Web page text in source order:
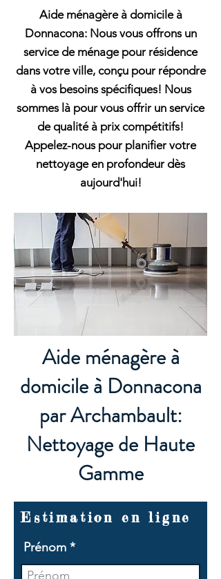
Aide ménagère à domicile à
Donnacona: Nous vous offrons un
service de ménage pour résidence
dans votre ville, conçu pour répondre
à vos besoins spécifiques! Nous
sommes là pour vous offrir un service
de qualité à prix compétitifs!
Appelez-nous pour planifier votre
nettoyage en profondeur dès
aujourd'hui!
Aide ménagère à
domicile à Donnacona
par Archambault:
Nettoyage de Haute
Gamme
Estimation en ligne
Prénom